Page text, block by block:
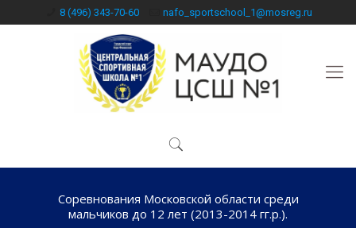
8 (496) 343-70-60 nafo_sportschool_1@mosreg.ru
Соревнования Московской области среди
мальчиков до 12 лет (2013-2014 гг.р.).